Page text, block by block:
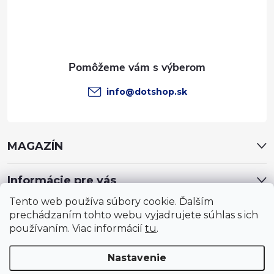
Tento web používa súbory cookie. Ďalším
prechádzaním tohto webu vyjadrujete súhlas s ich
používaním. Viac informácií tu.
Nastavenie
info@dotshop.sk
MAGAZÍN
Informácie pre vás